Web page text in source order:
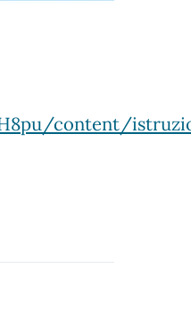
content/